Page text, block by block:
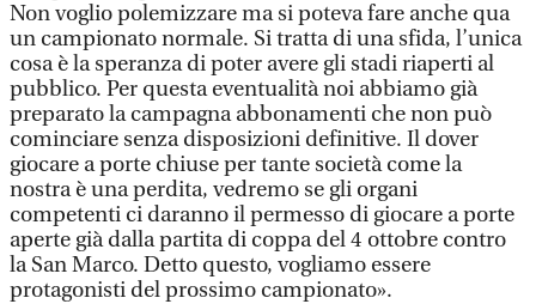
Non voglio polemizzare ma si poteva fare anche qua
un campionato normale. Si tratta di una sfida, l’unica
cosa è la speranza di poter avere gli stadi riaperti al
pubblico. Per questa eventualità noi abbiamo già
preparato la campagna abbonamenti che non può
cominciare senza disposizioni definitive. Il dover
giocare a porte chiuse per tante società come la
nostra è una perdita, vedremo se gli organi
competenti ci daranno il permesso di giocare a porte
aperte già dalla partita di coppa del 4 ottobre contro
la San Marco. Detto questo, vogliamo essere
protagonisti del prossimo campionato».